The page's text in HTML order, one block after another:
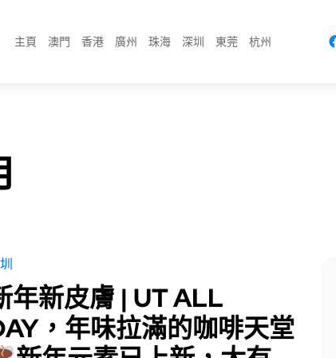
主頁 澳門 香港 廣州 珠海 深圳 東莞 杭州
年新皮膚 | UT ALL
，年味拉滿的咖啡天堂